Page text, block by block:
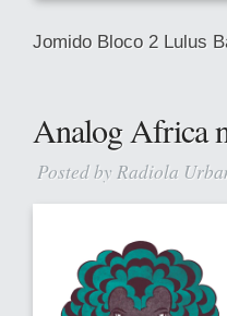
Jomido Bloco 2 Lulus
Analog Africa
Posted by Radiola